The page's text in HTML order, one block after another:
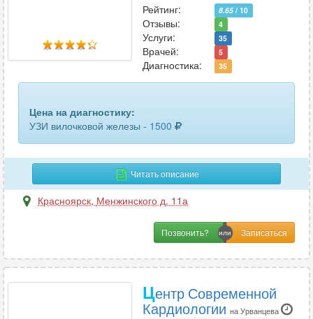
мягких тканей
мягких тканей лица 4
мягких тканей шеи
надпочечников
органов брюшной полости 28
органов малого таза
органов малого таза трансвагинальное 11
паращитовидных желез
3
Рейтинг:
8.65/ 10
Отзывы: 4
Услуги: 35
Врачей: 5
Диагностика: 35
Цена на диагностику:
УЗИ вилочковой железы - 1500
Читать описание
Красноярск, Менжинского д. 11а
Позвонить?
Центр Современной
Кардиологии на Урванцева